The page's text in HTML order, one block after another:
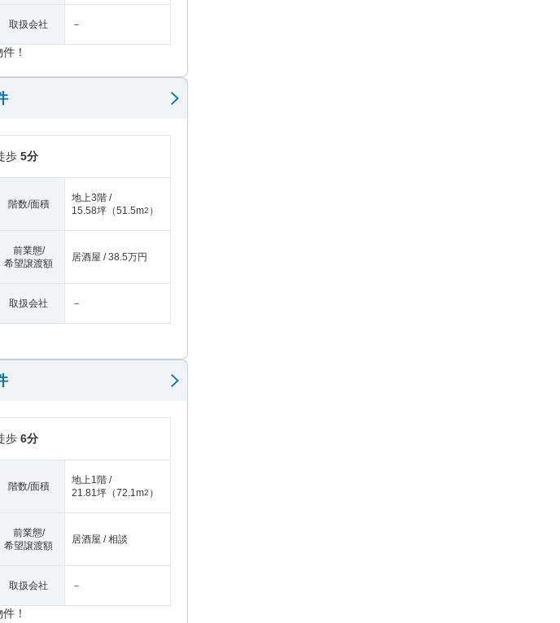
取扱会社 －
！
歩 5分
階数/面積
地上3階 /
15.58坪 （51.5m2 ）
前業態/
希望譲渡額
居酒屋 / 38.5万円
取扱会社 －
歩 6分
階数/面積
地上1階 /
21.81坪 （72.1m2 ）
前業態/
希望譲渡額
居酒屋 / 相談
取扱会社 －
！